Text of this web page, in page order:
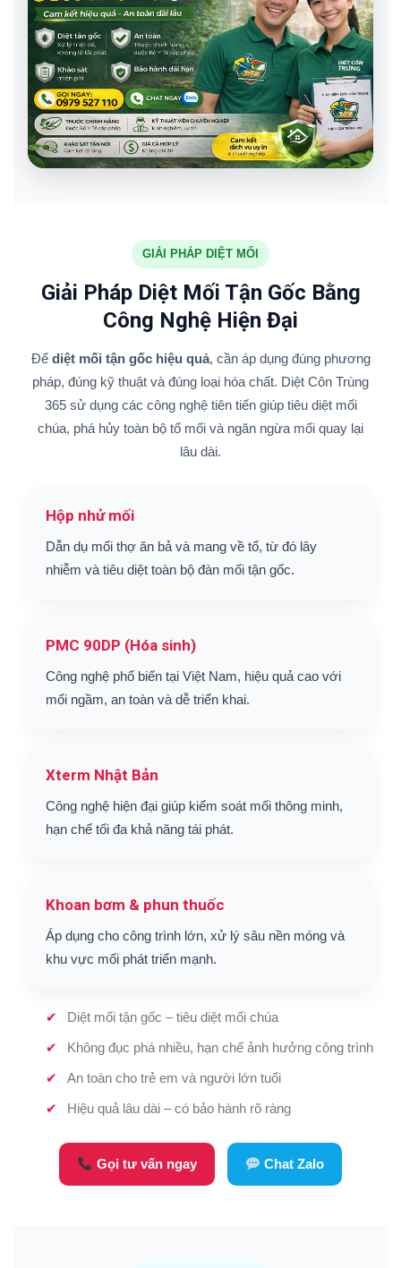
GIẢI PHÁP DIỆT MỐI
Giải Pháp Diệt Mối Tận Gốc Bằng
Công Nghệ Hiện Đại
Để diệt mối tận gốc hiệu quả, cần áp dụng đúng phương
pháp, đúng kỹ thuật và đúng loại hóa chất. Diệt Côn Trùng
365 sử dụng các công nghệ tiên tiến giúp tiêu diệt mối
chúa, phá hủy toàn bộ tổ mối và ngăn ngừa mối quay lại
lâu dài.
Hộp nhử mối
Dẫn dụ mối thợ ăn bả và mang về tổ, từ đó lây
nhiễm và tiêu diệt toàn bộ đàn mối tận gốc.
PMC 90DP (Hóa sinh)
Công nghệ phổ biến tại Việt Nam, hiệu quả cao với
mối ngầm, an toàn và dễ triển khai.
Xterm Nhật Bản
Công nghệ hiện đại giúp kiểm soát mối thông minh,
hạn chế tối đa khả năng tái phát.
Khoan bơm & phun thuốc
Áp dụng cho công trình lớn, xử lý sâu nền móng và
khu vực mối phát triển mạnh.
Diệt mối tận gốc – tiêu diệt mối chúa
Không đục phá nhiều, hạn chế ảnh hưởng công trình
An toàn cho trẻ em và người lớn tuổi
Hiệu quả lâu dài – có bảo hành rõ ràng
Gọi tư vấn ngay Chat Zalo